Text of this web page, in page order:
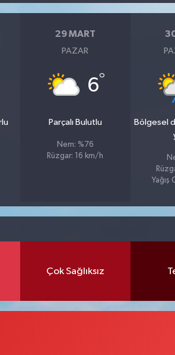
29 MART
PAZAR
6°
Parçalı Bulutlu
Nem: %76
Rüzgar: 16 km/h
Bölgesel
Yağış
Çok Sağlıksız